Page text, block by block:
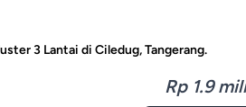
3 Lantai di Ciledug, Tangerang.
Rp 1.9